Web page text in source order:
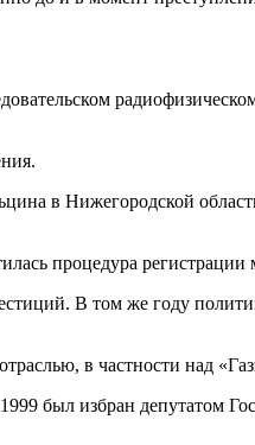
в Нижегородской
процедура
В том же году
в частности над
был избран депутатом